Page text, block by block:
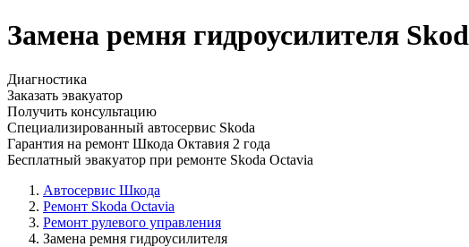
Замена ремня гидроусилителя
Диагностика
Заказать эвакуатор
Получить консультацию
Специализированный автосервис Skoda
Гарантия на ремонт Шкода Октавия 2 года
Бесплатный эвакуатор при ремонте Skoda Octavia
Автосервис Шкода
Ремонт Skoda Octavia
Ремонт рулевого управления
Замена ремня гидроусилителя